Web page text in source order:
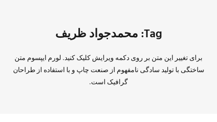
Tag: محمدجواد ظریف
برای تغییر این متن بر روی دکمه ویرایش کلیک کنید. لورم ایپسوم متن
ساختگی با تولید سادگی نامفهوم از صنعت چاپ و با استفاده از طراحان
گرافیک است.